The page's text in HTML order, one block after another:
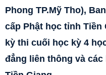
Phong TP.Mỹ Tho),
cấp Phật học tỉnh
kỳ thi cuối học kỳ 4
đẳng liên thông và